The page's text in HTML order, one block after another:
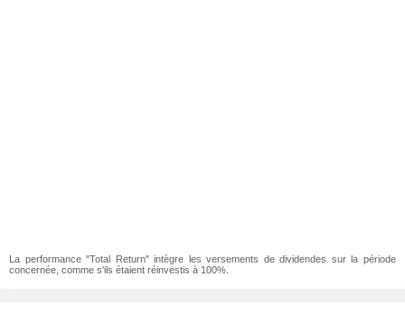
La performance "Total Return" intègre les versements de dividendes sur la période
concernée, comme s'ils étaient réinvestis à 100%.